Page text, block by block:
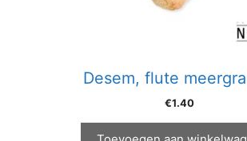
Desem, flute
€1.40